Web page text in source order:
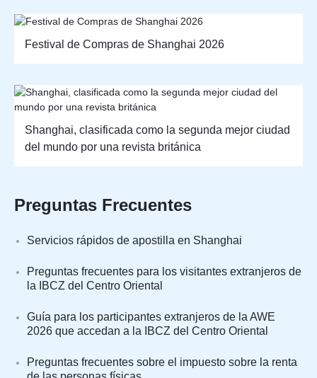
Festival de Compras de Shanghai 2026
Shanghai, clasificada como la segunda mejor ciudad
del mundo por una revista británica
Preguntas Frecuentes
Servicios rápidos de apostilla en Shanghai
Preguntas frecuentes para los visitantes extranjeros de
la IBCZ del Centro Oriental
Guía para los participantes extranjeros de la AWE
2026 que accedan a la IBCZ del Centro Oriental
Preguntas frecuentes sobre el impuesto sobre la renta